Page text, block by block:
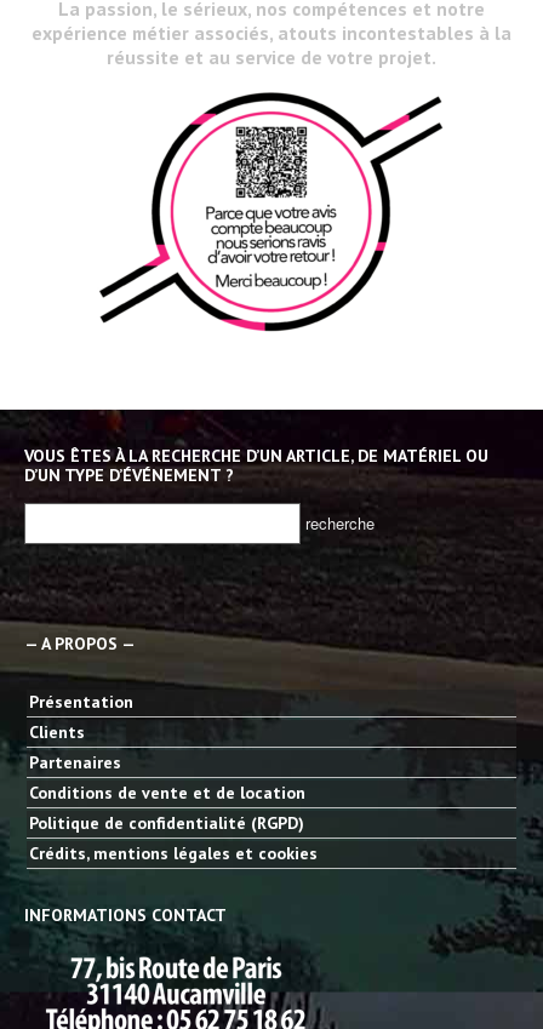
La passion, le sérieux, nos compétences et notre
expérience métier associés, atouts incontestables à la
réussite et au service de votre projet.
VOUS ÊTES À LA RECHERCHE D’UN ARTICLE, DE MATÉRIEL OU
D’UN TYPE D’ÉVÉNEMENT ?
— A PROPOS —
Présentation
Clients
Partenaires
Conditions de vente et de location
Politique de confidentialité (RGPD)
Crédits, mentions légales et cookies
INFORMATIONS CONTACT